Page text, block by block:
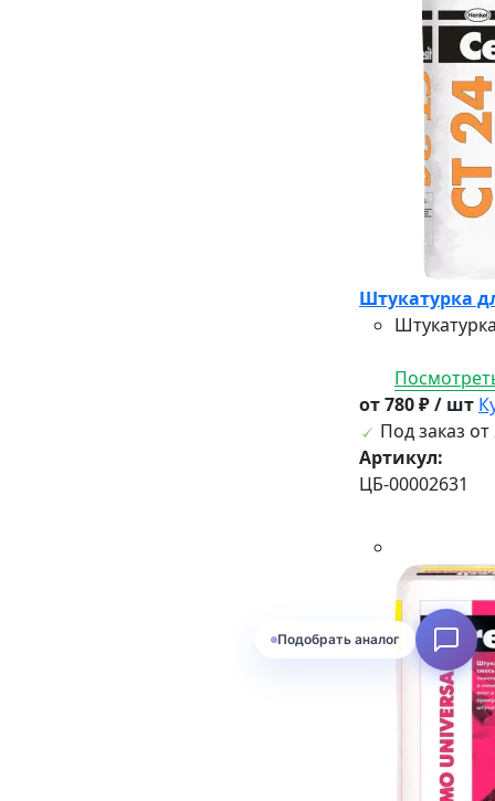
Штукатурка
от 780 ₽ / шт
Под заказ от
Артикул:
ЦБ-00002631
Подобрать аналог